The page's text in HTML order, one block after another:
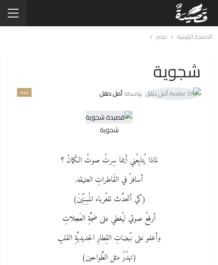
الصفحة الرئيسية مصر
شجوية
مصر بواسطة أمل دنقل
شجوية
لماذا يُتابِعُني أينما سِرتُ صوتُ الكَمانْ ؟
أسافرُ في القَاطراتِ العتيقه,
(كي أتحدَّث للغُرباء المُسِنِّينَ)
أرفعُ صوتي ليُغطي على ضجَّةِ العَجلاتِ
وأغفو على نَبَضاتِ القِطارِ الحديديَّةِ القلبِ
(تهدُرُ مثل الطَّواحين)